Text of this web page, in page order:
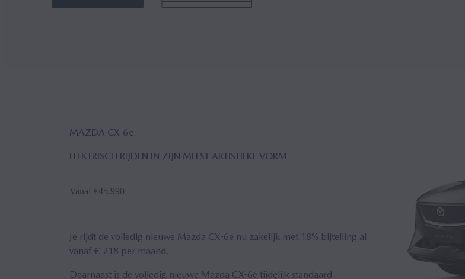
MAZDA CX‑6e
ELEKTRISCH RIJDEN IN ZIJN MEEST ARTISTIEKE VORM
Vanaf €45.990
Je rijdt de volledig nieuwe Mazda CX-6e nu zakelijk met 18% bijtelling al
vanaf € 218 per maand.
Daarnaast is de volledig nieuwe Mazda CX-6e tijdelijk standaard